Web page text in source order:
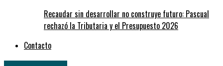
Recaudar sin desarrollar no construye futuro: Pascual
rechazó la Tributaria y el Presupuesto 2026
Contacto